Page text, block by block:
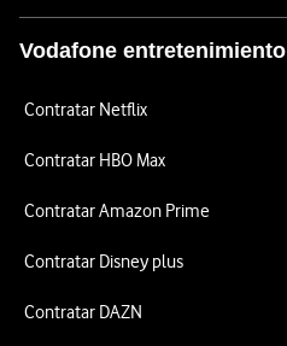
Vodafone entretenimiento
Contratar Netflix
Contratar HBO Max
Contratar Amazon Prime
Contratar Disney plus
Contratar DAZN